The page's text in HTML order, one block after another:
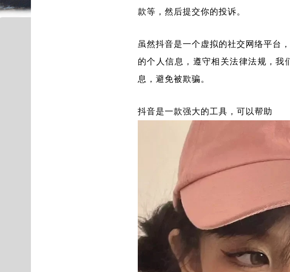
款等，然后提交你的投诉。
虽然抖音是一个虚拟的社交网络平台
的个人信息，遵守相关法律法规，
息，避免被欺骗。
抖音是一款强大的工具，可以帮助